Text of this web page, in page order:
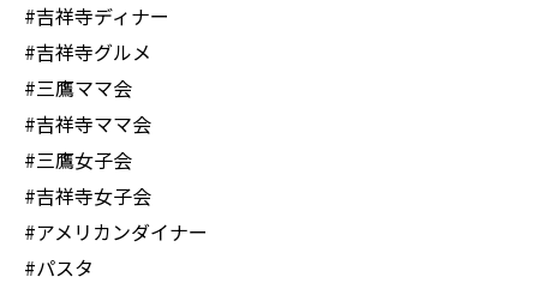
#吉祥寺ディナー
#吉祥寺グルメ
#三鷹ママ会
#吉祥寺ママ会
#三鷹女子会
#吉祥寺女子会
#アメリカンダイナー
#パスタ